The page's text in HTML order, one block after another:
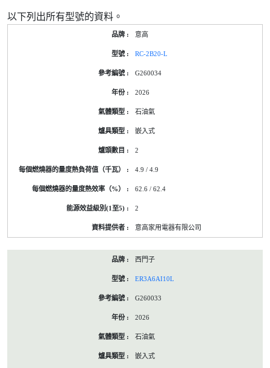
以下列出所有型號的資料。
意高
RC-2B20-L
G260034
2026
石油氣
嵌入式
2
4.9 / 4.9
62.6 / 62.4
2
意高家用電器有限公司
西門子
ER3A6AI10L
G260033
2026
石油氣
嵌入式